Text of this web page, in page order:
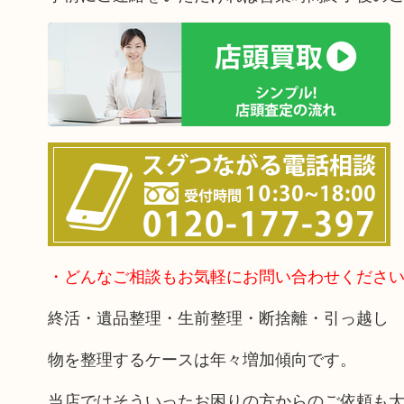
・どんなご相談もお気軽にお問い合わせください
終活・遺品整理・生前整理・断捨離・引っ越し
物を整理するケースは年々増加傾向です。